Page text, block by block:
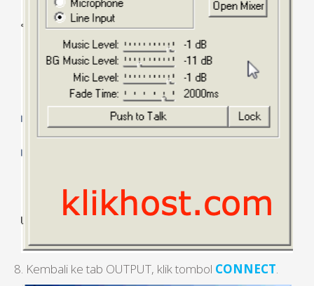
8. Kembali ke tab OUTPUT, klik tombol CONNECT.